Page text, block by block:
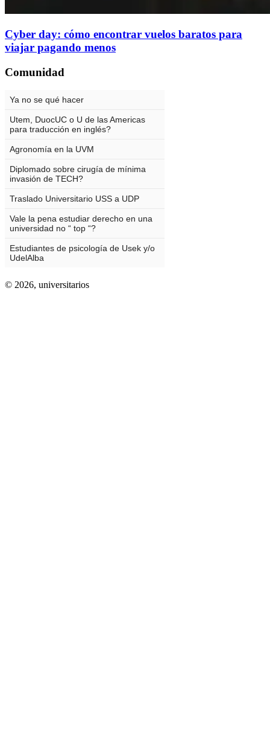
Cyber day: cómo encontrar vuelos baratos para
viajar pagando menos
Comunidad
© 2026, universitarios